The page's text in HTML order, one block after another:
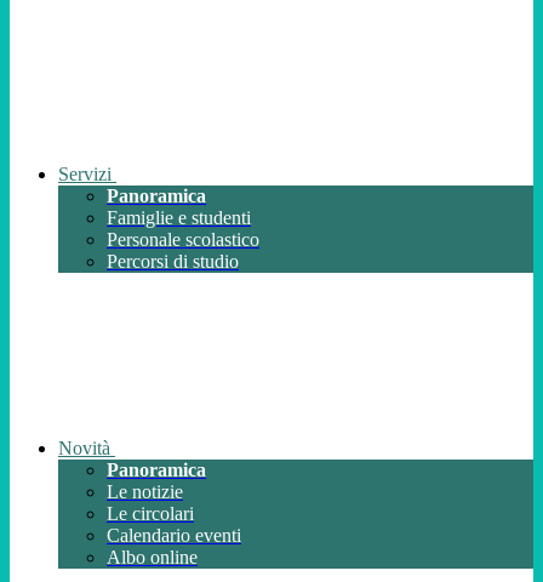
Servizi
Panoramica
Famiglie e studenti
Personale scolastico
Percorsi di studio
Novità
Panoramica
Le notizie
Le circolari
Calendario eventi
Albo online